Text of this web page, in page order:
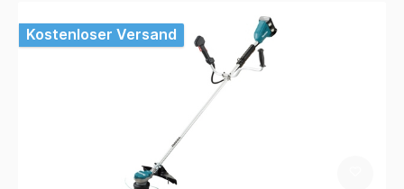
Kostenloser Versand